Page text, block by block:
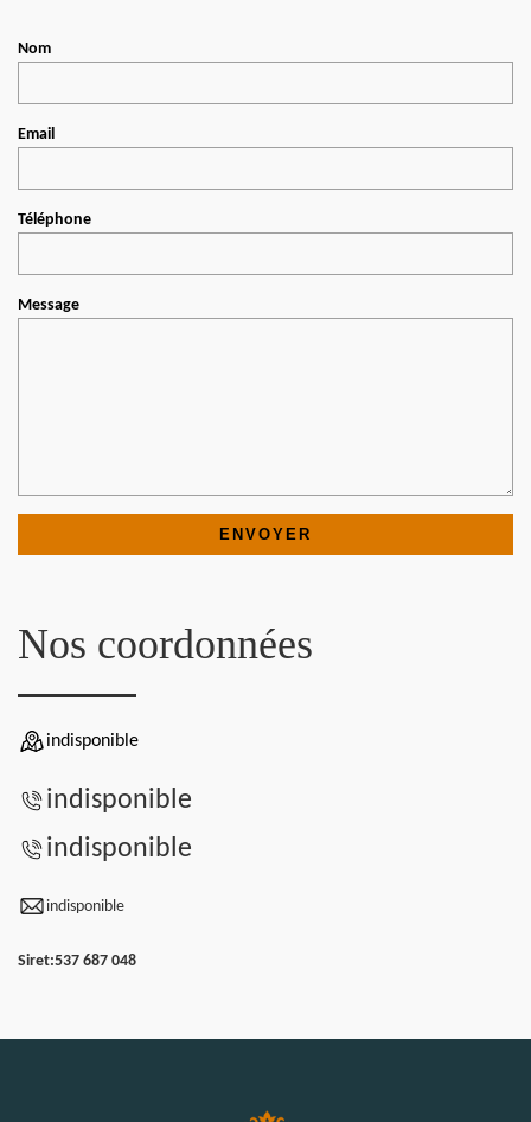
Nom
Email
Téléphone
Message
Nos coordonnées
indisponible
indisponible
indisponible
indisponible
Siret:537 687 048